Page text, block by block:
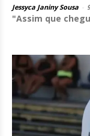
Jessyca Janiny Sousa
"Assim que